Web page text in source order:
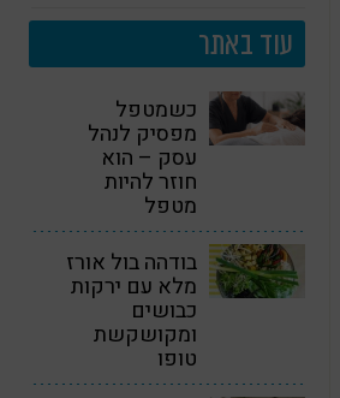
עוד באתר
כשמטפל
מפסיק לנהל
עסק – הוא
חוזר להיות
מטפל
בודהה בול אורז
מלא עם ירקות
כבושים
ומקושקשת
טופו